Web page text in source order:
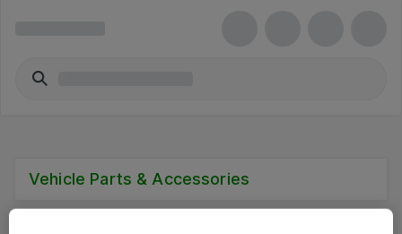
Vehicle Parts & Accessories